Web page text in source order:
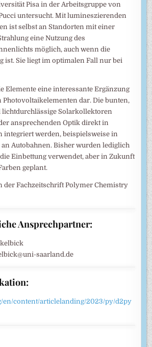
Pisa in der Arbeitsgruppe von
untersucht. Mit lumineszierenden
ist selbst an Standorten mit einer
eine Nutzung des
möglich, auch wenn die
ist. Sie liegt im optimalen Fall nur bei
Elemente eine interessante Ergänzung
dar. Die bunten,
Solarkollektoren
ansprechenden Optik direkt in
integriert werden, beispielsweise in
Autobahnen. Bisher wurden lediglich
Einbettung verwendet, aber in Zukunft
geplant.
der Fachzeitschrift Polymer Chemistry
Ansprechpartner:
saarland.de
en/content/articlelanding/2023/py/d2py